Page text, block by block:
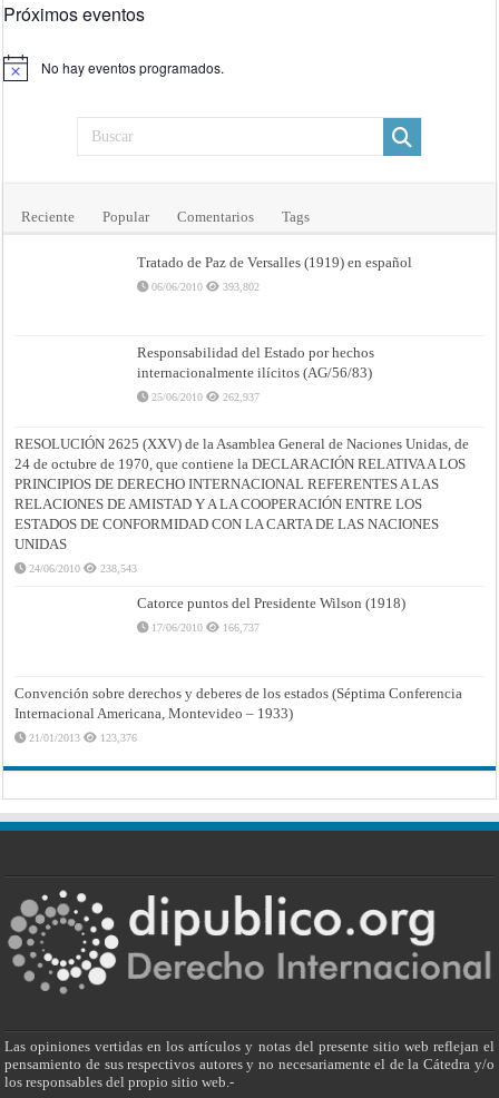
Próximos eventos
Aviso No hay eventos programados.
Reciente Popular Comentarios Tags
Tratado de Paz de Versalles (1919) en español
06/06/2010 393,802
Responsabilidad del Estado por hechos
internacionalmente ilícitos (AG/56/83)
25/06/2010 262,937
RESOLUCIÓN 2625 (XXV) de la Asamblea General de Naciones Unidas, de
24 de octubre de 1970, que contiene la DECLARACIÓN RELATIVA A LOS
PRINCIPIOS DE DERECHO INTERNACIONAL REFERENTES A LAS
RELACIONES DE AMISTAD Y A LA COOPERACIÓN ENTRE LOS
ESTADOS DE CONFORMIDAD CON LA CARTA DE LAS NACIONES
UNIDAS
24/06/2010 238,543
Catorce puntos del Presidente Wilson (1918)
17/06/2010 166,737
Convención sobre derechos y deberes de los estados (Séptima Conferencia
Internacional Americana, Montevideo – 1933)
21/01/2013 123,376
Las opiniones vertidas en los artículos y notas del presente sitio web reflejan el
pensamiento de sus respectivos autores y no necesariamente el de la Cátedra y/o
los responsables del propio sitio web.-